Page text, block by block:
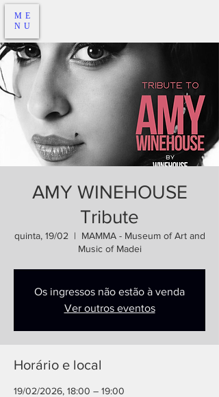
ME
NU
AMY WINEHOUSE
Tribute
quinta, 19/02
  |
MAMMA - Museum of Art and
Music of Madei
Os ingressos não estão à venda
Ver outros eventos
Horário e local
19/02/2026, 18:00 – 19:00